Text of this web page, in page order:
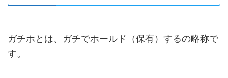
ガチホとは、ガチでホールド（保有）するの略称で
す。